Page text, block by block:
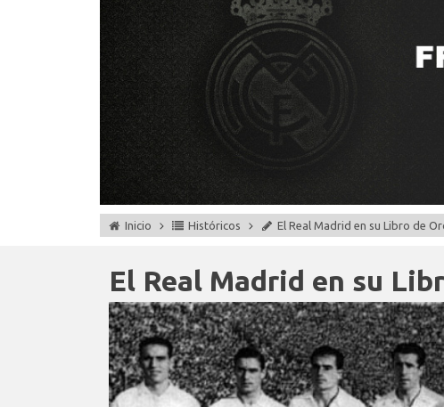
Inicio Históricos El Real Madrid en su Libro de
El Real Madrid en su